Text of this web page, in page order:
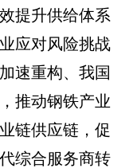
提升供给体系
应对风险挑战
速重构、我国
推动钢铁产业
链供应链，促
综合服务商转